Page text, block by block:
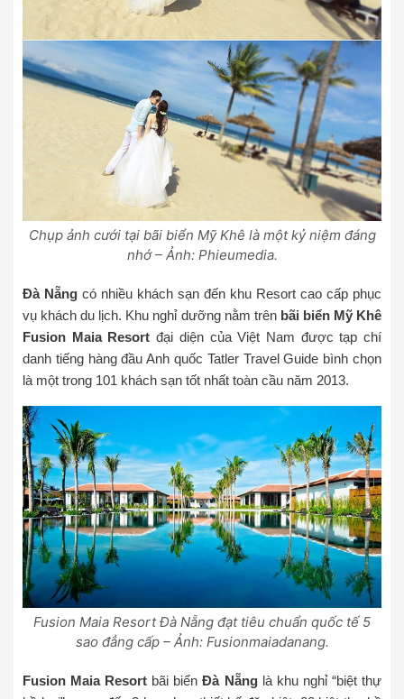
Chụp ảnh cưới tại bãi biển Mỹ Khê là một kỷ niệm đáng
nhớ – Ảnh: Phieumedia.
Đà Nẵng có nhiều khách sạn đến khu Resort cao cấp phục
vụ khách du lịch. Khu nghỉ dưỡng nằm trên bãi biển Mỹ Khê
Fusion Maia Resort đại diện của Việt Nam được tạp chí
danh tiếng hàng đầu Anh quốc Tatler Travel Guide bình chọn
là một trong 101 khách sạn tốt nhất toàn cầu năm 2013.
Fusion Maia Resort Đà Nẵng đạt tiêu chuẩn quốc tế 5
sao đẳng cấp – Ảnh: Fusionmaiadanang.
Fusion Maia Resort bãi biểnĐà Nẵnglà khu nghỉ “biệt thự